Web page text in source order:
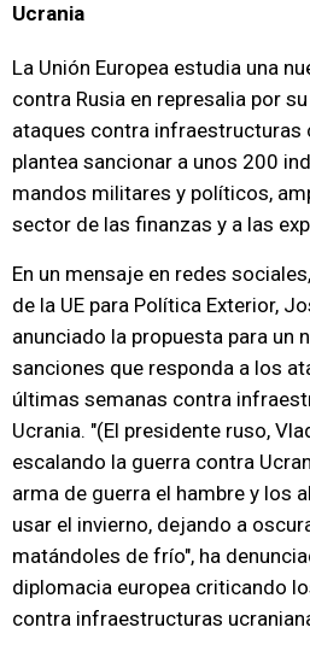
Ucrania
La Unión Europea estudia una
contra Rusia en represalia por
ataques contra infraestructuras
plantea sancionar a unos 200
mandos militares y políticos,
sector de las finanzas y a las
En un mensaje en redes
de la UE para Política Exterior,
anunciado la propuesta para un
sanciones que responda a los
últimas semanas contra
Ucrania. "(El presidente ruso,
escalando la guerra contra
arma de guerra el hambre y los
usar el invierno, dejando a
matándoles de frío", ha
diplomacia europea criticando
contra infraestructuras